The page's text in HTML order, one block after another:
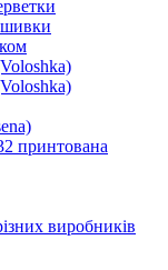
принтована
виробників